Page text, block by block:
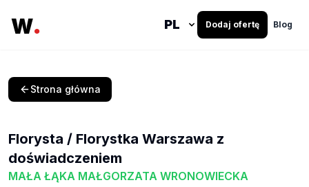
W. Dodaj ofertę Blog
Strona główna
Florysta / Florystka Warszawa z
doświadczeniem
MAŁA ŁĄKA MAŁGORZATA WRONOWIECKA